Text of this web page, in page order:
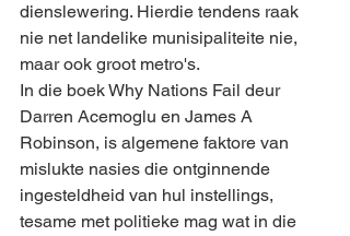
dienslewering. Hierdie tendens raak
nie net landelike munisipaliteite nie,
maar ook groot metro's.
In die boek Why Nations Fail deur
Darren Acemoglu en James A
Robinson, is algemene faktore van
mislukte nasies die ontginnende
ingesteldheid van hul instellings,
tesame met politieke mag wat in die